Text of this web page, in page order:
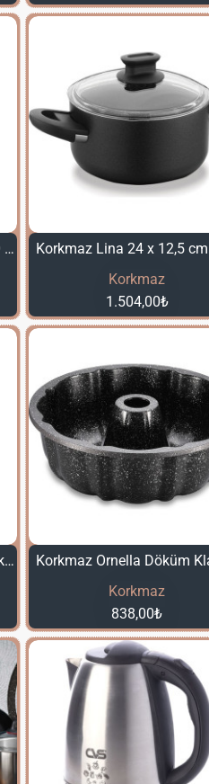
Özdilek Marıposa Havlu 50*90 Butık Tas 4lü
Korkmaz
1.504,00₺
Özdilek Esagono Tek Kişilik Pike Takımı
Korkmaz
838,00₺